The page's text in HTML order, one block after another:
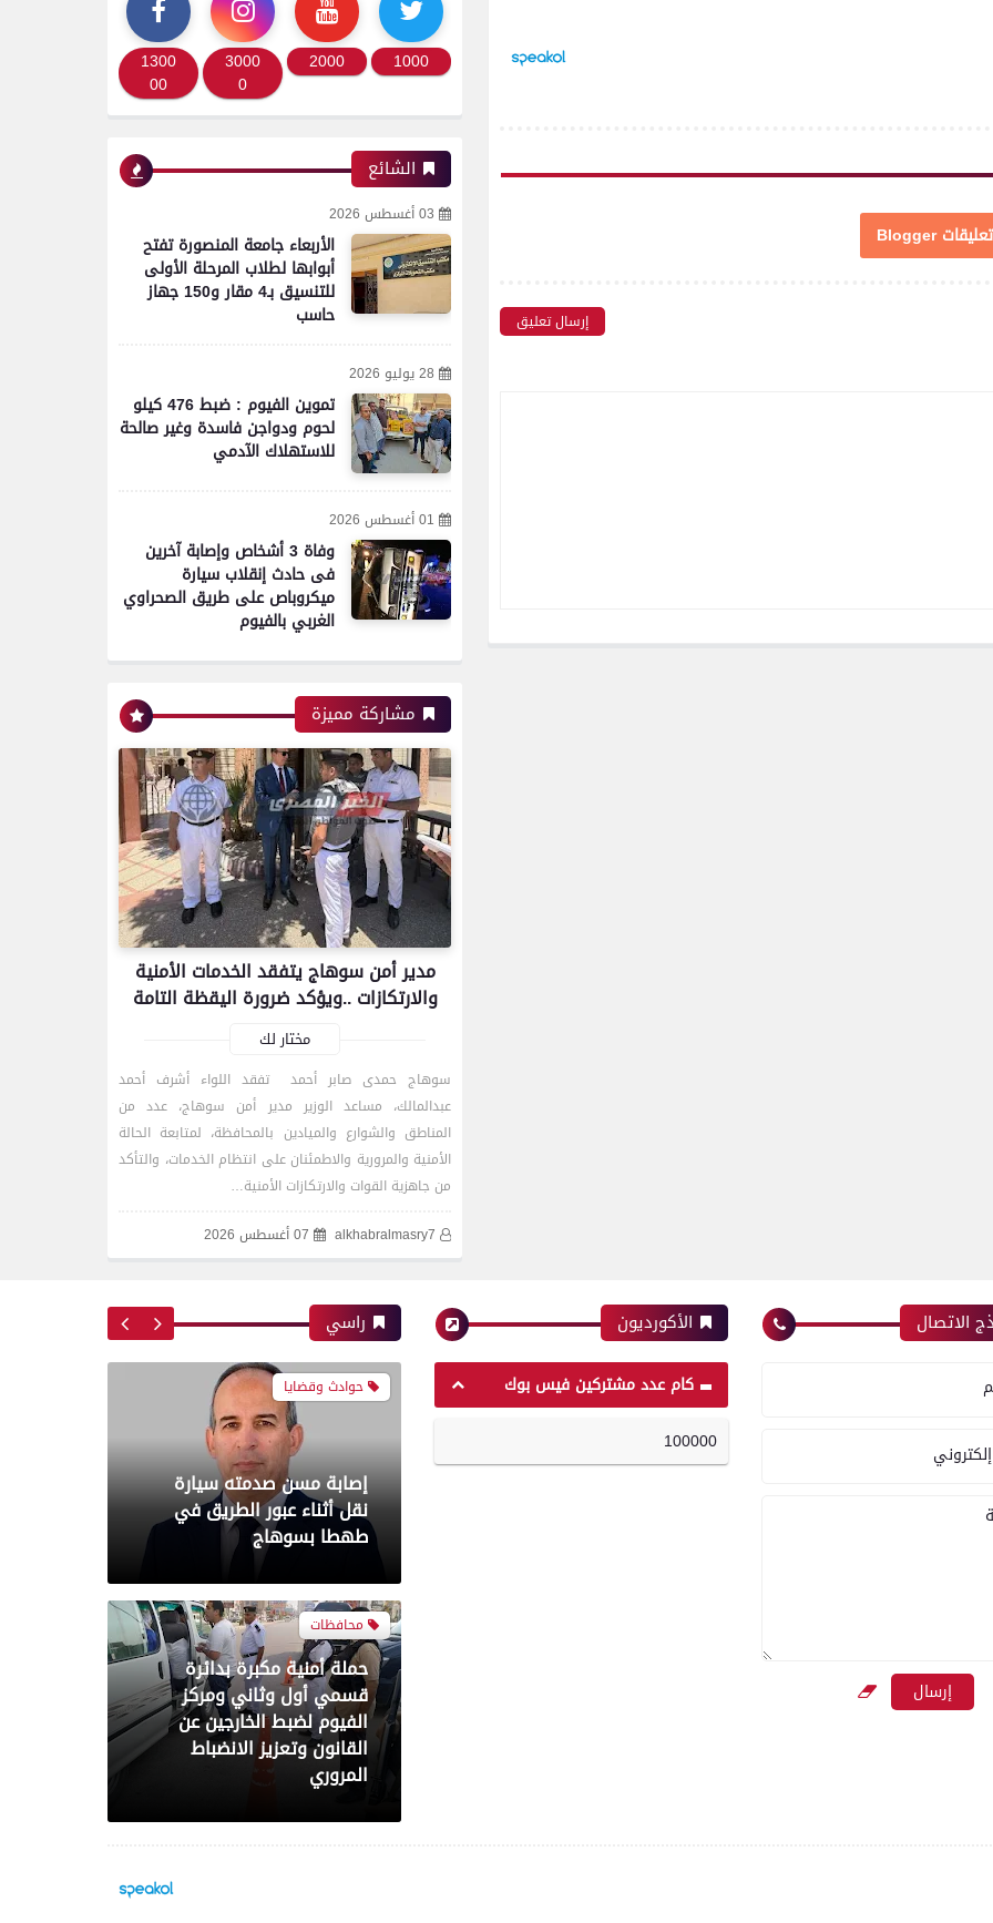
تعليقات Blogger
إرسال تعليق
1000
2000
3000
0
1300
00
الشائع
03 أغسطس 2026
الأربعاء جامعة المنصورة تفتح
أبوابها لطلاب المرحلة الأولى
للتنسيق بـ4 مقار و150 جهاز
حاسب
28 يوليو 2026
تموين الفيوم : ضبط 476 كيلو
لحوم ودواجن فاسدة وغير صالحة
للاستهلاك الآدمي
01 أغسطس 2026
وفاة 3 أشخاص وإصابة آخرين
فى حادث إنقلاب سيارة
ميكروباص على طريق الصحراوي
الغربي بالفيوم
مشاركة مميزة
مدير أمن سوهاج يتفقد الخدمات الأمنية
والارتكازات ..ويؤكد ضرورة اليقظة التامة
مختار لك
سوهاج حمدى صابر أحمد تفقد اللواء أشرف أحمد
عبدالمالك، مساعد الوزير مدير أمن سوهاج، عدد من
المناطق والشوارع والميادين بالمحافظة، لمتابعة الحالة
الأمنية والمرورية والاطمئنان على انتظام الخدمات، والتأكد
من جاهزية القوات والارتكازات الأمنية…
alkhabralmasry7
07 أغسطس 2026
الاتصال الأكورديون
كام عدد مشتركين فيس بوك
100000
راسي
مدير أمن سوهاج يتفقد
الخدمات الأمنية والارتكازات
..ويؤكد ضرورة اليقظة التامة
محافظات
تموين الفيوم ضبط سيارة نقل
محملة بـ 1750 كيلو جبنة
مجهولة المصدر وغير صالحة
محافظات
لبن فاسد وغير صالح
للاستهلاك الآدمى قبل طرحه
بالأسواق
مدير أمن سوهاج يواصل
جولاته المفاجئة ويتفقد
الكنائس والأديرة
محافظات
4 كليات بجامعة المنصورة من
بين 10 على مستوى
الجمهورية تتأهل للزيارات
الميدانية بجائزة مصر للتميز
حوادث وقضايا
إصابة مسن صدمته سيارة
نقل أثناء عبور الطريق في
طهطا بسوهاج
محافظات
حملة أمنية مكبرة بدائرة
قسمي أول وثاني ومركز
الفيوم لضبط الخارجين عن
القانون وتعزيز الانضباط
المروري
محافظات
محافظ الفيوم يستقبل مدير
مديرية التربية والتعليم الجديد
لبحث خطط تطوير العملية
التعليمية بالمحافظة